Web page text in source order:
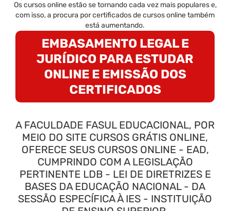
Os cursos online estão se tornando cada vez mais populares e,
com isso, a procura por certificados de cursos online também
está aumentando.
EMBASAMENTO LEGAL E
JURÍDICO PARA ESTUDAR
ONLINE E EMISSÃO DOS
CERTIFICADOS
A FACULDADE FASUL EDUCACIONAL, POR
MEIO DO SITE CURSOS GRÁTIS ONLINE,
OFERECE SEUS CURSOS ONLINE - EAD,
CUMPRINDO COM A LEGISLAÇÃO
PERTINENTE LDB - LEI DE DIRETRIZES E
BASES DA EDUCAÇÃO NACIONAL - DA
SESSÃO ESPECÍFICA À IES - INSTITUIÇÃO